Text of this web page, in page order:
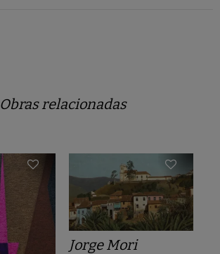
Obras relacionadas
Jorge Mori